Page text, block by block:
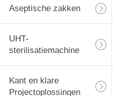
Aseptische zakken
UHT-
sterilisatiemachine
Kant en klare
Projectoplossingen